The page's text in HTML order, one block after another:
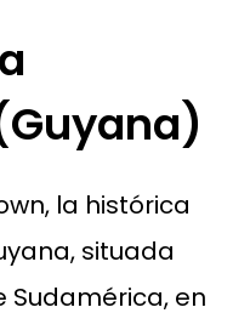
la histórica
situada
en